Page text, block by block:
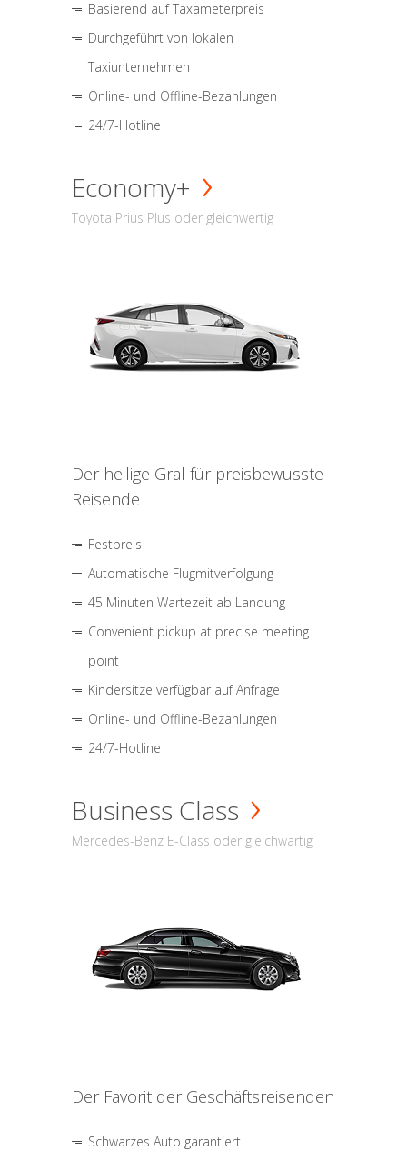
Basierend auf Taxameterpreis
Durchgeführt von lokalen
Taxiunternehmen
Online- und Offline-Bezahlungen
24/7-Hotline
Economy+
Toyota Prius Plus oder gleichwertig
Der heilige Gral für preisbewusste
Reisende
Festpreis
Automatische Flugmitverfolgung
45 Minuten Wartezeit ab Landung
Convenient pickup at precise meeting
point
Kindersitze verfügbar auf Anfrage
Online- und Offline-Bezahlungen
24/7-Hotline
Business Class
Mercedes-Benz E-Class oder gleichwärtig
Der Favorit der Geschäftsreisenden
Schwarzes Auto garantiert